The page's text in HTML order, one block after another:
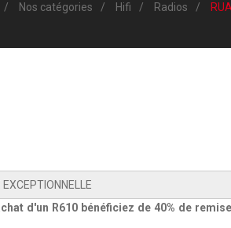
Nos catégories Hifi Radios
EXCEPTIONNELLE
d'un R610 bénéficiez de 40% de